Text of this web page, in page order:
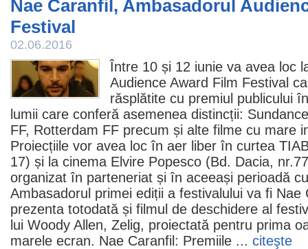
Nae Caranfil, Ambasadorul
Festival
02.06.2016
Între 10 și 12 iunie va avea loc
Audience Award Film Festival
răsplătite cu premiul publicului
lumii care conferă asemenea distincții:
FF, Rotterdam FF precum și alte filme cu mare
Proiecțiile vor avea loc în aer liber în curtea
17) și la cinema Elvire Popesco (Bd. Dacia,
organizat în parteneriat și în aceeași perioadă
Ambasadorul primei ediții a festivalului va fi Nae
prezenta totodată și filmul de deschidere al
lui Woody Allen, Zelig, proiectată pentru prima
marele ecran. Nae Caranfil: Premiile ... citeşte